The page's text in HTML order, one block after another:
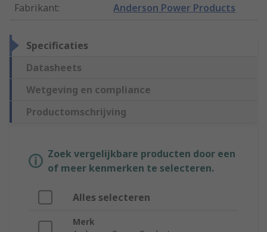
Fabrikant: Anderson Power Products
Specificaties
Datasheets
Wetgeving en compliance
Productomschrijving
Zoek vergelijkbare producten door een
of meer kenmerken te selecteren.
Alles selecteren
Merk